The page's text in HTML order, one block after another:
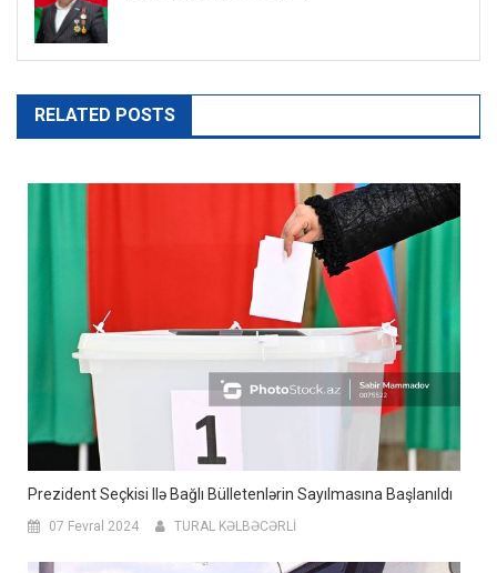
RELATED POSTS
Prezident Seçkisi Ilə Bağlı Bülletenlərin Sayılmasına Başlanıldı
07 Fevral 2024 TURAL KƏLBƏCƏRLİ